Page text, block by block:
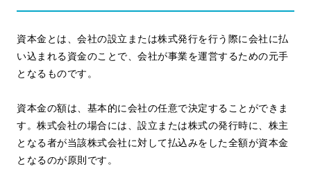
資本金とは、会社の設立または株式発行を行う際に会社に払
い込まれる資金のことで、会社が事業を運営するための元手
となるものです。
資本金の額は、基本的に会社の任意で決定することができま
す。株式会社の場合には、設立または株式の発行時に、株主
となる者が当該株式会社に対して払込みをした全額が資本金
となるのが原則です。